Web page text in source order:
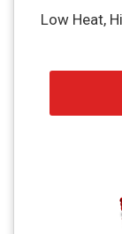
Low Heat,